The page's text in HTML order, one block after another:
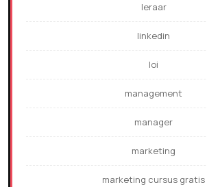
leraar
linkedin
loi
management
manager
marketing
marketing cursus gratis